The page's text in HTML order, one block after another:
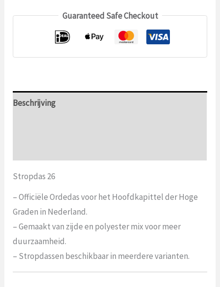
Hoofdkapittel
aantal
Guaranteed Safe Checkout
Beschrijving
Stropdas 26
– Officiële Ordedas voor het Hoofdkapittel der Hoge
Graden in Nederland.
– Gemaakt van zijde en polyester mix voor meer
duurzaamheid.
– Stropdassen beschikbaar in meerdere varianten.